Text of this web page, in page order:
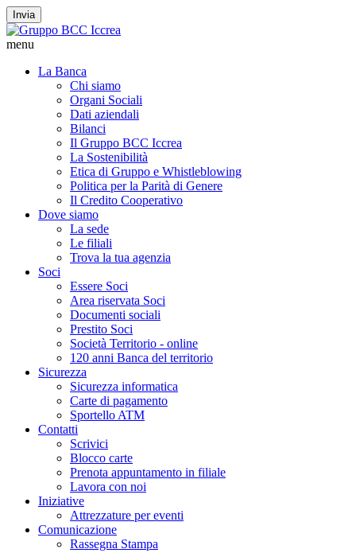
Invia
menu
La Banca
Chi siamo
Organi Sociali
Dati aziendali
Bilanci
Il Gruppo BCC Iccrea
La Sostenibilità
Etica di Gruppo e Whistleblowing
Politica per la Parità di Genere
Il Credito Cooperativo
Dove siamo
La sede
Le filiali
Trova la tua agenzia
Soci
Essere Soci
Area riservata Soci
Documenti sociali
Prestito Soci
Società Territorio - online
120 anni Banca del territorio
Sicurezza
Sicurezza informatica
Carte di pagamento
Sportello ATM
Contatti
Scrivici
Blocco carte
Prenota appuntamento in filiale
Lavora con noi
Iniziative
Attrezzature per eventi
Comunicazione
Rassegna Stampa